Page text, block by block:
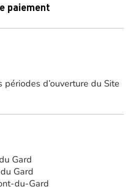
paiement
d’ouverture du Site
Gard
Gard
du-Gard